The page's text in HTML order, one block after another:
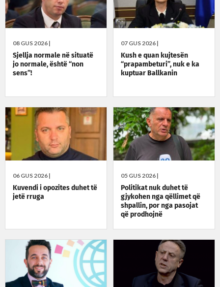
08 GUS 2026 |
Sjellja normale në situatë
jo normale, është “non
sens”!
07 GUS 2026 |
Kush e quan kujtesën
“prapambeturi”, nuk e ka
kuptuar Ballkanin
06 GUS 2026 |
Kuvendi i opozites duhet të
jetë rruga
05 GUS 2026 |
Politikat nuk duhet të
gjykohen nga qëllimet që
shpallin, por nga pasojat
që prodhojnë